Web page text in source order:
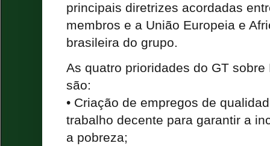
principais diretrizes acordadas
membros e a União Europeia e
brasileira do grupo.
As quatro prioridades do GT
são:
• Criação de empregos de
trabalho decente para garantir a
a pobreza;